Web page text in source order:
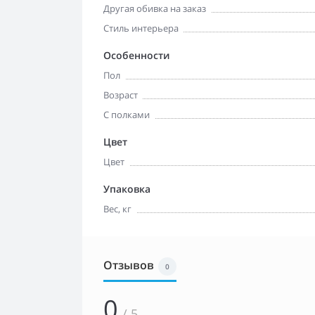
Другая обивка на заказ
Стиль интерьера
Особенности
Пол
Возраст
С полками
Цвет
Цвет
Упаковка
Вес, кг
Отзывов 0